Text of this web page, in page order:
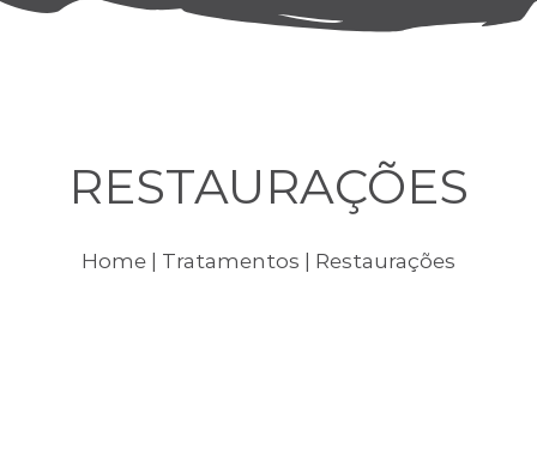
RESTAURAÇÕES
Home Tratamentos | Restaurações